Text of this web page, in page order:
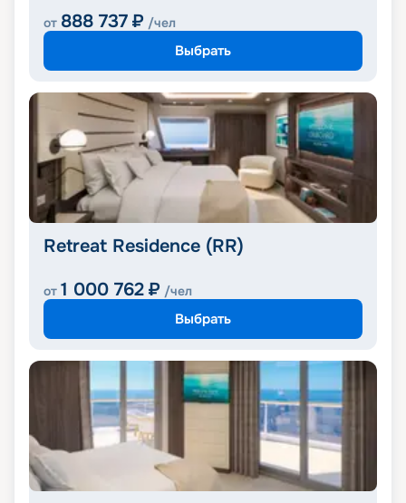
от 888 737 ₽ /чел
Выбрать
Retreat Residence (RR)
от 1 000 762 ₽ /чел
Выбрать